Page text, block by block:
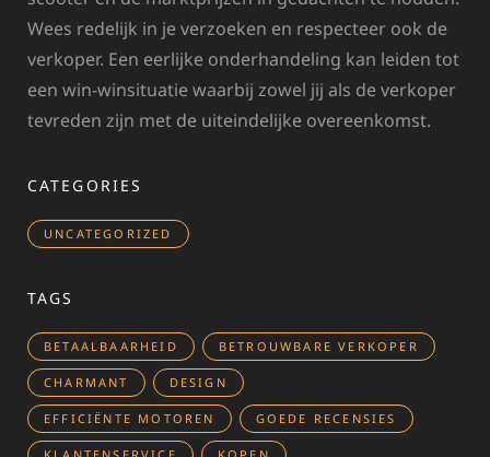
Wees redelijk in je verzoeken en respecteer ook de
verkoper. Een eerlijke onderhandeling kan leiden tot
een win-winsituatie waarbij zowel jij als de verkoper
tevreden zijn met de uiteindelijke overeenkomst.
CATEGORIES
UNCATEGORIZED
TAGS
BETAALBAARHEID BETROUWBARE VERKOPER
CHARMANT DESIGN
EFFICIËNTE MOTOREN GOEDE RECENSIES